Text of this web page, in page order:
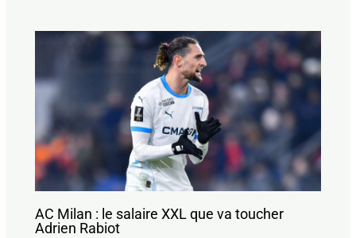
AC Milan : le salaire XXL que va toucher
Adrien Rabiot